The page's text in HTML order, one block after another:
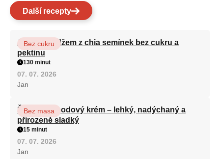
Další recepty
Jahodový džem z chia semínek bez cukru a
pektinu
Bez cukru
130 minut
07. 07. 2026
Jan
Šlehaný jahodový krém – lehký, nadýchaný a
přirozeně sladký
Bez masa
15 minut
07. 07. 2026
Jan